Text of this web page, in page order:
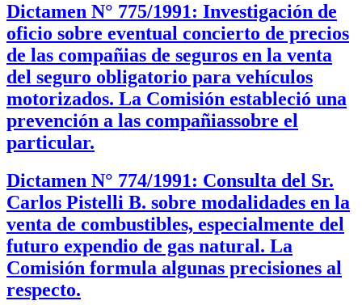
Dictamen N° 775/1991: Investigación de
oficio sobre eventual concierto de precios
de las compañias de seguros en la venta
del seguro obligatorio para vehículos
motorizados. La Comisión estableció una
prevención a las compañiassobre el
particular.
Dictamen N° 774/1991: Consulta del Sr.
Carlos Pistelli B. sobre modalidades en la
venta de combustibles, especialmente del
futuro expendio de gas natural. La
Comisión formula algunas precisiones al
respecto.